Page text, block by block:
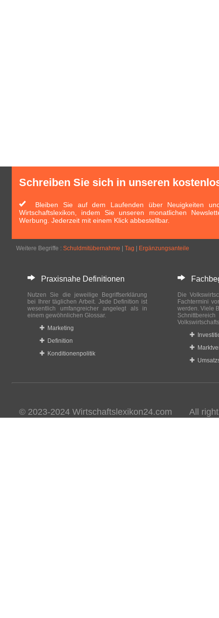
Schreiben Sie sich in unseren
Bleiben Sie auf dem Laufenden über Neuigkeiten
Wirtschaftslexikon, indem Sie unseren monatlichen
Werbung. Jederzeit mit einem Klick abbestellbar.
Weitere Begriffe : Schuldmitübernahme Tag Ergänzungsanteile
Praxisnahe Definitionen
Nutzen Sie die jeweilige Begriffserklärung
bei Ihrer täglichen Arbeit. Jede Definition ist
wesentlich umfangreicher angelegt als in
einem gewöhnlichen Glossar.
Marketing
Definition
Konditionenpolitik
Die
Fachtermini
werden. Viele
© 2023-2024 Wirtschaftslexikon24.com All